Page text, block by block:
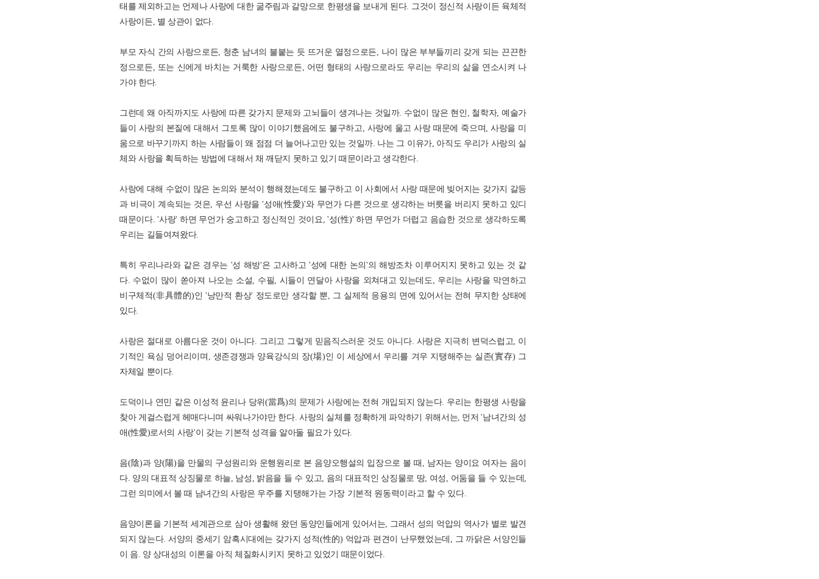
태를 제외하고는 언제나 사랑에 대한 굶주림과 갈망으로 한평생을 보내게 된다. 그것이 정신적 사랑이든 육체적
사랑이든, 별 상관이 없다.
부모 자식 간의 사랑으로든, 청춘 남녀의 불붙는 듯 뜨거운 열정으로든, 나이 많은 부부들끼리 갖게 되는 끈끈한
정으로든, 또는 신에게 바치는 거룩한 사랑으로든, 어떤 형태의 사랑으로라도 우리는 우리의 삶을 연소시켜 나
가야 한다.
그런데 왜 아직까지도 사랑에 따른 갖가지 문제와 고뇌들이 생겨나는 것일까. 수없이 많은 현인, 철학자, 예술가
들이 사랑의 본질에 대해서 그토록 많이 이야기했음에도 불구하고, 사랑에 울고 사랑 때문에 죽으며, 사랑을 미
움으로 바꾸기까지 하는 사람들이 왜 점점 더 늘어나고만 있는 것일까. 나는 그 이유가, 아직도 우리가 사랑의 실
체와 사랑을 획득하는 방법에 대해서 채 깨닫지 못하고 있기 때문이라고 생각한다.
사랑에 대해 수없이 많은 논의와 분석이 행해졌는데도 불구하고 이 사회에서 사랑 때문에 빚어지는 갖가지 갈등
과 비극이 계속되는 것은, 우선 사랑을 '성애(性愛)'와 무언가 다른 것으로 생각하는 버릇을 버리지 못하고 있디
때문이다. '사랑' 하면 무언가 숭고하고 정신적인 것이요, '성(性)' 하면 무언가 더럽고 음습한 것으로 생각하도록
우리는 길들여져왔다.
특히 우리나라와 같은 경우는 '성 해방'은 고사하고 '성에 대한 논의'의 해방조차 이루어지지 못하고 있는 것 같
다. 수없이 많이 쏟아져 나오는 소설, 수필, 시들이 연달아 사랑을 외쳐대고 있는데도, 우리는 사랑을 막연하고
비구체적(非具體的)인 '낭만적 환상' 정도로만 생각할 뿐, 그 실제적 응용의 면에 있어서는 전혀 무지한 상태에
있다.
사랑은 절대로 아름다운 것이 아니다. 그리고 그렇게 믿음직스러운 것도 아니다. 사랑은 지극히 변덕스럽고, 이
기적인 욕심 덩어리이며, 생존경쟁과 양육강식의 장(場)인 이 세상에서 우리를 겨우 지탱해주는 실존(實存) 그
자체일 뿐이다.
도덕이나 연민 같은 이성적 윤리나 당위(當爲)의 문제가 사랑에는 전혀 개입되지 않는다. 우리는 한평생 사랑을
찾아 게걸스럽게 헤매다니며 싸워나가야만 한다. 사랑의 실체를 정확하게 파악하기 위해서는, 먼저 '남녀간의 성
애(性愛)로서의 사랑'이 갖는 기본적 성격을 알아둘 필요가 있다.
음(陰)과 양(陽)을 만물의 구성원리와 운행원리로 본 음양오행설의 입장으로 볼 때, 남자는 양이요 여자는 음이
다. 양의 대표적 상징물로 하늘, 남성, 밝음을 들 수 있고, 음의 대표적인 상징물로 땅, 여성, 어둠을 들 수 있는데,
그런 의미에서 볼 때 남녀간의 사랑은 우주를 지탱해가는 가장 기본적 원동력이라고 할 수 있다.
음양이론을 기본적 세계관으로 삼아 생활해 왔던 동양인들에게 있어서는, 그래서 성의 억압의 역사가 별로 발견
되지 않는다. 서양의 중세기 암흑시대에는 갖가지 성적(性的) 억압과 편견이 난무했었는데, 그 까닭은 서양인들
이 음. 양 상대성의 이론을 아직 체질화시키지 못하고 있었기 때문이었다.